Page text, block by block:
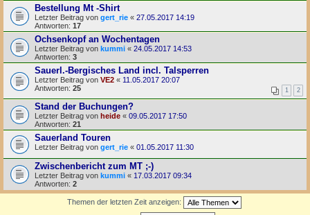
Bestellung Mt -Shirt
Letzter Beitrag von gert_rie « 27.05.2017 14:19
Antworten: 17
Ochsenkopf an Wochentagen
Letzter Beitrag von kummi « 24.05.2017 14:53
Antworten: 3
Sauerl.-Bergisches Land incl. Talsperren
Letzter Beitrag von VE2 « 11.05.2017 20:07
Antworten: 25 1 2
Stand der Buchungen?
Letzter Beitrag von heide « 09.05.2017 17:50
Antworten: 21
Sauerland Touren
Letzter Beitrag von gert_rie « 01.05.2017 11:30
Zwischenbericht zum MT ;-)
Letzter Beitrag von kummi « 17.03.2017 09:34
Antworten: 2
Themen der letzten Zeit anzeigen: